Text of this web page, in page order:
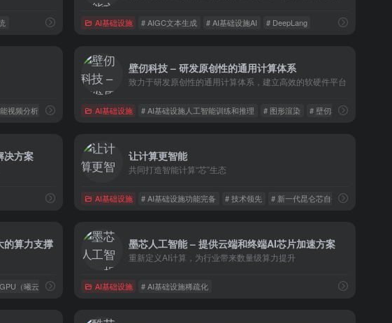
AI基础设施 # AIGC文本生成 # AI基础设施AI # DeepLang
视频分析
壁仞科技 – 研发原创性的通用计算体系
致力于研发原创性的通用计算体系，建立高效的软硬件平台
AI基础设施 # AI基础设施人工智能训练和推理 # 图形渲染 # 壁仞科技
决方案 让计算更智能
共同打造智能计算“芯”生态
AI基础设施 # AI基础设施功能完备 # 技术领先 # 新一代昆仑芯自研架构
的算力支撑
（曦云）
墨芯人工智能 – 提供云端和终端AI芯片加速方案
重新定义AI计算，为行业带来数量级算力提升
AI基础设施 # AI基础设施稀疏化